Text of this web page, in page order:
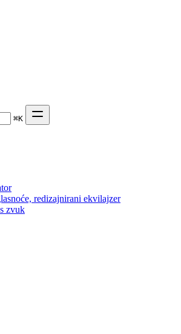
⌘K
redizajnirani ekvilajzer
zvuk